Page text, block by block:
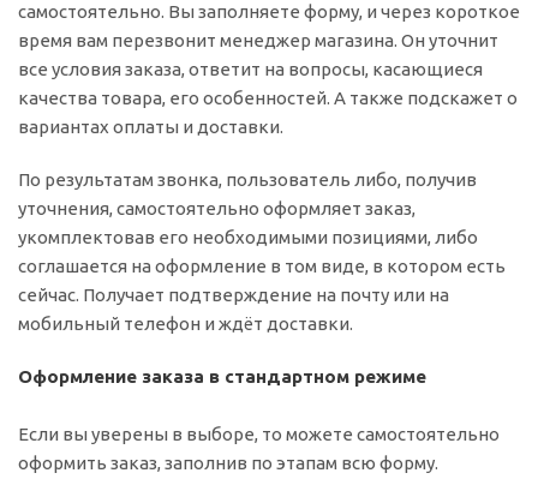
самостоятельно. Вы заполняете форму, и через короткое
время вам перезвонит менеджер магазина. Он уточнит
все условия заказа, ответит на вопросы, касающиеся
качества товара, его особенностей. А также подскажет о
вариантах оплаты и доставки.
По результатам звонка, пользователь либо, получив
уточнения, самостоятельно оформляет заказ,
укомплектовав его необходимыми позициями, либо
соглашается на оформление в том виде, в котором есть
сейчас. Получает подтверждение на почту или на
мобильный телефон и ждёт доставки.
Оформление заказа в стандартном режиме
Если вы уверены в выборе, то можете самостоятельно
оформить заказ, заполнив по этапам всю форму.